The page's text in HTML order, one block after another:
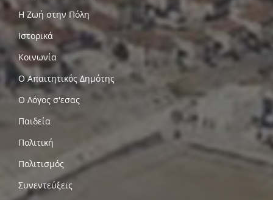
Η Ζωή στην Πόλη
Ιστορικά
Κοινωνία
Ο Απαιτητικός Δημότης
Ο Λόγος σ'εσας
Παιδεία
Πολιτική
Πολιτισμός
Συνεντεύξεις